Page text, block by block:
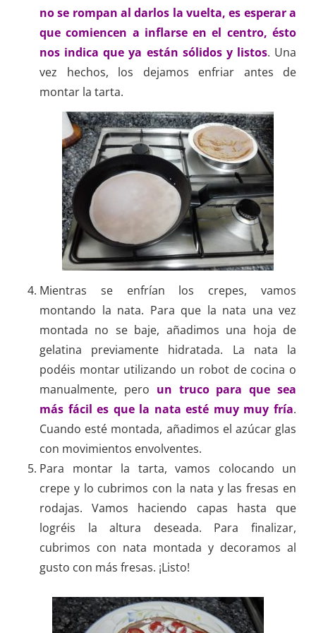
no se rompan al darlos la vuelta, es esperar a
que comiencen a inflarse en el centro, ésto
nos indica que ya están sólidos y listos. Una
vez hechos, los dejamos enfriar antes de
montar la tarta.
Mientras se enfrían los crepes, vamos
montando la nata. Para que la nata una vez
montada no se baje, añadimos una hoja de
gelatina previamente hidratada. La nata la
podéis montar utilizando un robot de cocina o
manualmente, pero un truco para que sea
más fácil es que la nata esté muy muy fría.
Cuando esté montada, añadimos el azúcar glas
con movimientos envolventes.
Para montar la tarta, vamos colocando un
crepe y lo cubrimos con la nata y las fresas en
rodajas. Vamos haciendo capas hasta que
logréis la altura deseada. Para finalizar,
cubrimos con nata montada y decoramos al
gusto con más fresas. ¡Listo!